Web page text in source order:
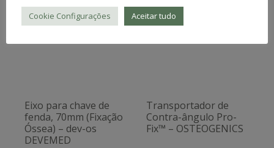
Eixo para chave de
fenda, 70mm (Fixação
Óssea) – dev-os
DEVEMED
Transportador de
Contra-ângulo Pro-
Fix™ – OSTEOGENICS
Cookie Configurações Aceitar tudo